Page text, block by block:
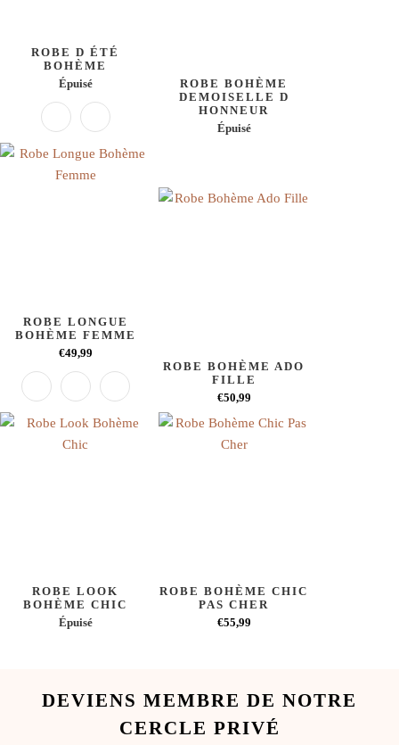
ROBE D ÉTÉ
BOHÈME
Épuisé
ROBE BOHÈME
DEMOISELLE D
HONNEUR
Épuisé
ROBE LONGUE
BOHÈME FEMME
€49,99
ROBE BOHÈME ADO
FILLE
€50,99
ROBE LOOK
BOHÈME CHIC
Épuisé
ROBE BOHÈME CHIC
PAS CHER
€55,99
DEVIENS MEMBRE DE NOTRE
CERCLE PRIVÉ